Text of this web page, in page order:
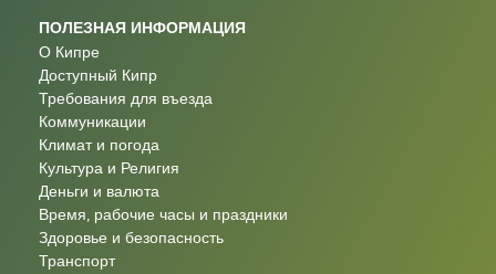
ПОЛЕЗНАЯ ИНФОРМАЦИЯ
О Кипре
Доступный Кипр
Требования для въезда
Коммуникации
Климат и погода
Культура и Религия
Деньги и валюта
Время, рабочие часы и праздники
Здоровье и безопасность
Транспорт